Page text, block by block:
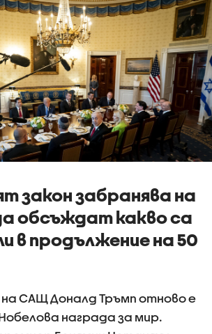
закон забранява на
обсъждат какво са
в продължение на 50
САЩ Доналд Тръмп отново е
награда за мир.